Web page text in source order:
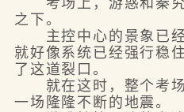
考场上，游惑和秦究
之下。
主控中心的景象已经
就好像系统已经强行稳
了这道裂口。
就在这时，整个考场
一场隆隆不断的地震。